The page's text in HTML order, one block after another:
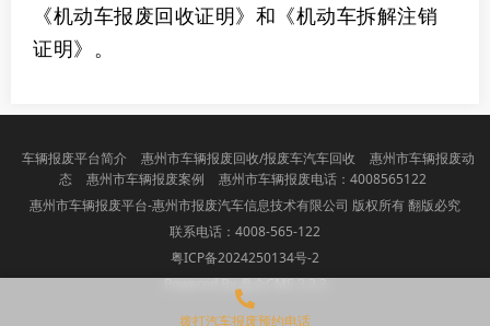
《机动车报废回收证明》和《机动车拆解注销
证明》。
车辆报废平台简介 惠州市车辆报废回收/报废车汽车回收
惠州市车辆报废动
态
惠州市车辆报废案例
惠州市车辆报废电话：4008565122
惠州市车辆报废平台-惠州市报废汽车信息技术有限公司 版权所有 翻版必究
联系电话：4008-565-122
粤ICP备2024250134号-2
Powered By 盘企CMS 3.3.3
盘企CMS
拨打汽车报废预约电话